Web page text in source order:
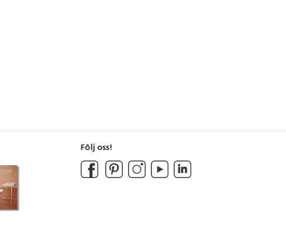
Följ oss!